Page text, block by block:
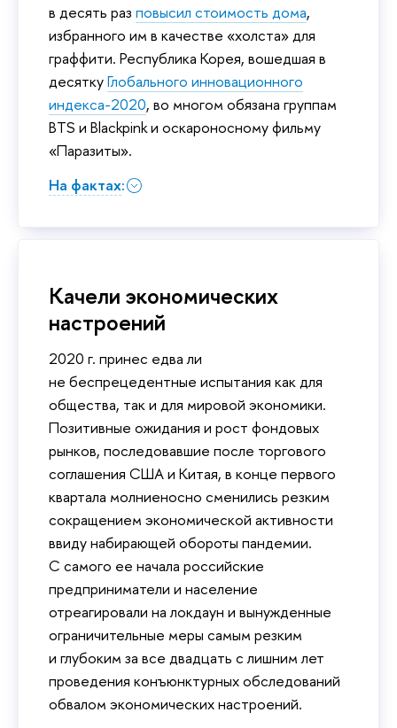
в десять раз повысил стоимость дома,
избранного им в качестве «холста» для
граффити. Республика Корея, вошедшая в
десяткуГлобального инновационного
индекса-2020, во многом обязана группам
BTS и Blackpink и оскароносному фильму
«Паразиты».
На фактах:
Качели экономических
настроений
2020 г. принес едва ли
не беспрецедентные испытания как для
общества, так и для мировой экономики.
Позитивные ожидания и рост фондовых
рынков, последовавшие после торгового
соглашения США и Китая, в конце первого
квартала молниеносно сменились резким
сокращением экономической активности
ввиду набирающей обороты пандемии.
С самого ее начала российские
предприниматели и население
отреагировали на локдаун и вынужденные
ограничительные меры самым резким
и глубоким за все двадцать с лишним лет
проведения конъюнктурных обследований
обвалом экономических настроений.